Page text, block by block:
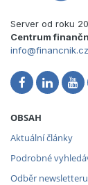
Server od roku
Centrum
info@financnik.cz
OBSAH
Aktuální články
Podrobné
Odběr newsletteru